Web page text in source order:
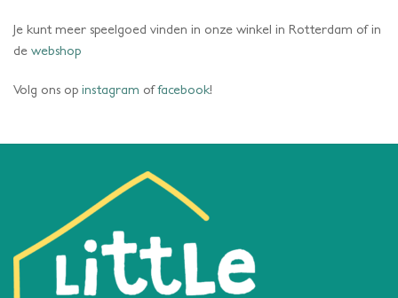
Je kunt meer speelgoed vinden in onze winkel in Rotterdam of in
de webshop
Volg ons op instagram offacebook!